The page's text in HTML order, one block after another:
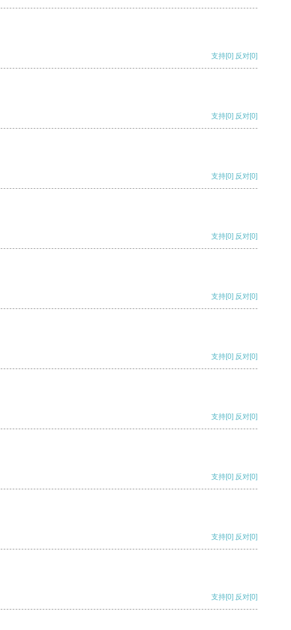
支持[0] 反对[0]
支持[0] 反对[0]
支持[0] 反对[0]
支持[0] 反对[0]
支持[0] 反对[0]
支持[0] 反对[0]
支持[0] 反对[0]
支持[0] 反对[0]
支持[0] 反对[0]
支持[0] 反对[0]